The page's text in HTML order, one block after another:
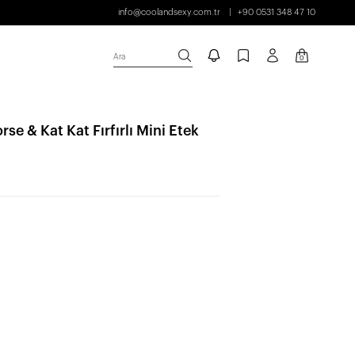
info@coolandsexy.com.tr +90 0531 348 47 10
Ara 0
& Kat Kat Fırfırlı Mini Etek